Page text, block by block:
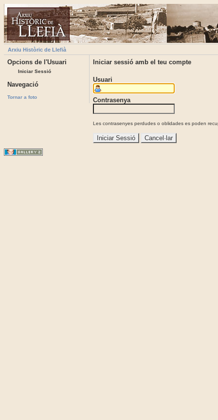
Arxiu Històric de Llefià
Opcions de l'Usuari
Iniciar Sessió
Navegació
Tornar a foto
Iniciar sessió amb el teu compte
Usuari
Contrasenya
Les contrasenyes perdudes o oblidades es poden